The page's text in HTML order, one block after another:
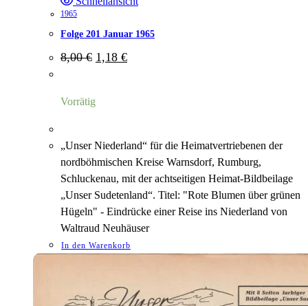
1965
Folge 201 Januar 1965
8,00€ Ursprünglicher
Preis
1,18 €Aktueller
Preis
Vorrätig
„Unser Niederland“ für die Heimatvertriebenen der
nordböhmischen Kreise Warnsdorf, Rumburg,
Schluckenau, mit der achtseitigen Heimat-Bildbeilage
„Unser Sudetenland“. Titel: "Rote Blumen über grünen
Hügeln" - Eindrücke einer Reise ins Niederland von
Waltraud Neuhäuser
In den Warenkorb